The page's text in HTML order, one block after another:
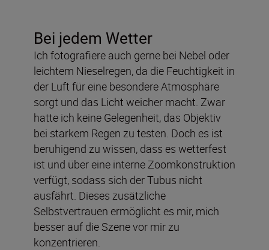
Bei jedem Wetter
Ich fotografiere auch gerne bei Nebel oder
leichtem Nieselregen, da die Feuchtigkeit in
der Luft für eine besondere Atmosphäre
sorgt und das Licht weicher macht. Zwar
hatte ich keine Gelegenheit, das Objektiv
bei starkem Regen zu testen. Doch es ist
beruhigend zu wissen, dass es wetterfest
ist und über eine interne Zoomkonstruktion
verfügt, sodass sich der Tubus nicht
ausfährt. Dieses zusätzliche
Selbstvertrauen ermöglicht es mir, mich
besser auf die Szene vor mir zu
konzentrieren.